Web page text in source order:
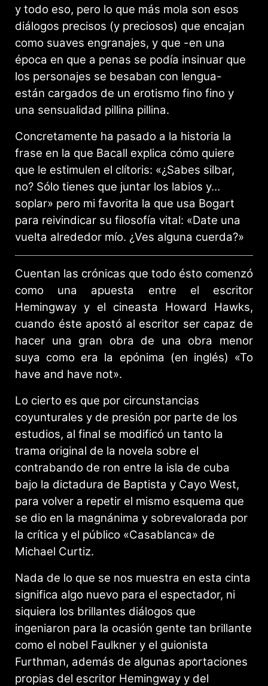
y todo eso, pero lo que más mola son esos
diálogos precisos (y preciosos) que encajan
como suaves engranajes, y que -en una
época en que a penas se podía insinuar que
los personajes se besaban con lengua-
están cargados de un erotismo fino fino y
una sensualidad pillina pillina.
Concretamente ha pasado a la historia la
frase en la que Bacall explica cómo quiere
que le estimulen el clítoris: «¿Sabes silbar,
no? Sólo tienes que juntar los labios y…
soplar» pero mi favorita la que usa Bogart
para reivindicar su filosofía vital: «Date una
vuelta alrededor mío. ¿Ves alguna cuerda?»
Cuentan las crónicas que todo ésto comenzó
como una apuesta entre el escritor
Hemingway y el cineasta Howard Hawks,
cuando éste apostó al escritor ser capaz de
hacer una gran obra de una obra menor
suya como era la epónima (en inglés) «To
have and have not».
Lo cierto es que por circunstancias
coyunturales y de presión por parte de los
estudios, al final se modificó un tanto la
trama original de la novela sobre el
contrabando de ron entre la isla de cuba
bajo la dictadura de Baptista y Cayo West,
para volver a repetir el mismo esquema que
se dio en la magnánima y sobrevalorada por
la crítica y el público «Casablanca» de
Michael Curtiz.
Nada de lo que se nos muestra en esta cinta
significa algo nuevo para el espectador, ni
siquiera los brillantes diálogos que
ingeniaron para la ocasión gente tan brillante
como el nobel Faulkner y el guionista
Furthman, además de algunas aportaciones
propias del escritor Hemingway y del